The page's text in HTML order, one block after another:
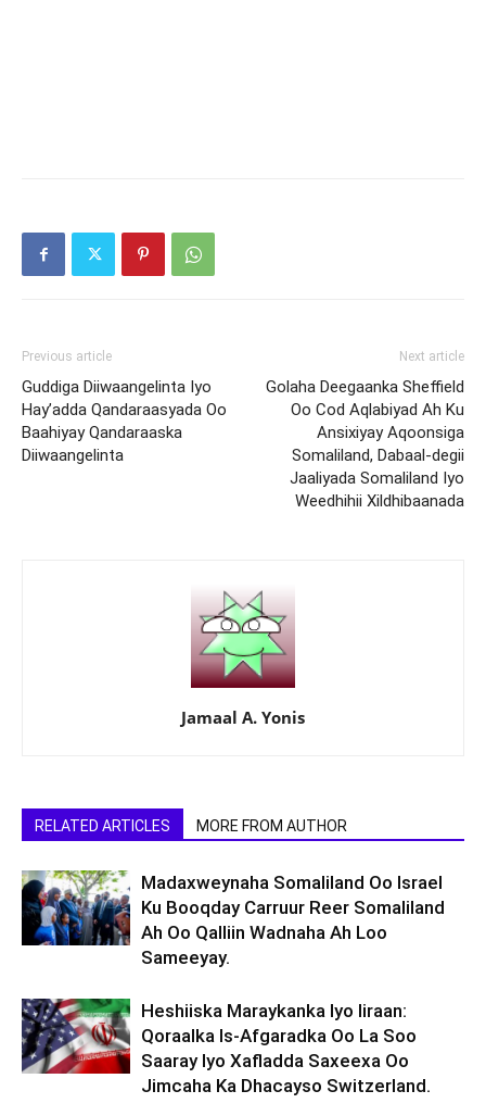
Previous article
Guddiga Diiwaangelinta Iyo
Hay’adda Qandaraasyada Oo
Baahiyay Qandaraaska
Diiwaangelinta
Next article
Golaha Deegaanka Sheffield
Oo Cod Aqlabiyad Ah Ku
Ansixiyay Aqoonsiga
Somaliland, Dabaal-degii
Jaaliyada Somaliland Iyo
Weedhihii Xildhibaanada
Jamaal A. Yonis
RELATED ARTICLES MORE FROM AUTHOR
Madaxweynaha Somaliland Oo Israel
Ku Booqday Carruur Reer Somaliland
Ah Oo Qalliin Wadnaha Ah Loo
Sameeyay.
Heshiiska Maraykanka Iyo Iiraan:
Qoraalka Is-Afgaradka Oo La Soo
Saaray Iyo Xafladda Saxeexa Oo
Jimcaha Ka Dhacayso Switzerland.